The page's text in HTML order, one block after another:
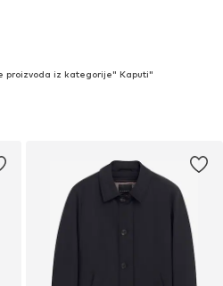
proizvoda iz kategorije" Kaputi"